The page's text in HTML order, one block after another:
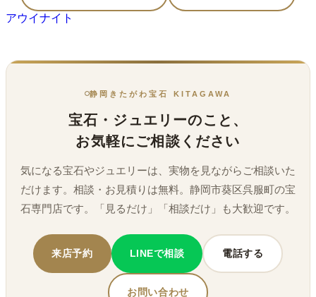
アウイナイト
静岡きたがわ宝石 KITAGAWA
宝石・ジュエリーのこと、
お気軽にご相談ください
気になる宝石やジュエリーは、実物を見ながらご相談いた
だけます。相談・お見積りは無料。静岡市葵区呉服町の宝
石専門店です。「見るだけ」「相談だけ」も大歓迎です。
来店予約 LINEで相談 電話する
お問い合わせ